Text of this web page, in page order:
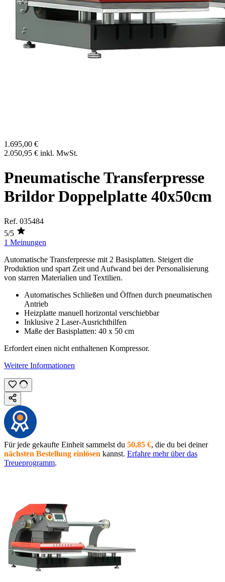
1.695,00 €
2.050,95 € inkl. MwSt.
Pneumatische Transferpresse
Brildor Doppelplatte 40x50cm
Ref. 035484
5/5
1 Meinungen
Automatische Transferpresse mit 2 Basisplatten. Steigert die
Produktion und spart Zeit und Aufwand bei der Personalisierung
von starren Materialien und Textilien.
Automatisches Schließen und Öffnen durch pneumatischen
Antrieb
Heizplatte manuell horizontal verschiebbar
Inklusive 2 Laser-Ausrichthilfen
Maße der Basisplatten: 40 x 50 cm
Erfordert einen nicht enthaltenen Kompressor.
Weitere Informationen
Für jede gekaufte Einheit sammelst du 50,85 €, die du bei deiner
nächsten Bestellung einlösen kannst. Erfahre mehr über das
Treueprogramm.